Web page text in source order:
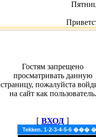
Tekken. 1-2-3-4-5-6
Гостям запрещено
просматривать данную
страницу, пожалуйста
на сайт как пользователь.
[ ВХОД ]